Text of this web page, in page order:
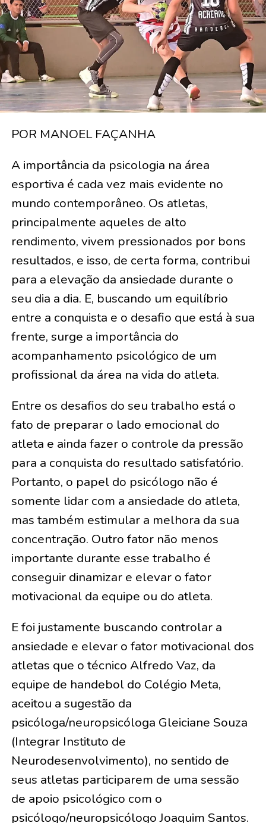
POR MANOEL FAÇANHA
A importância da psicologia na área
esportiva é cada vez mais evidente no
mundo contemporâneo. Os atletas,
principalmente aqueles de alto
rendimento, vivem pressionados por bons
resultados, e isso, de certa forma, contribui
para a elevação da ansiedade durante o
seu dia a dia. E, buscando um equilíbrio
entre a conquista e o desafio que está à sua
frente, surge a importância do
acompanhamento psicológico de um
profissional da área na vida do atleta.
Entre os desafios do seu trabalho está o
fato de preparar o lado emocional do
atleta e ainda fazer o controle da pressão
para a conquista do resultado satisfatório.
Portanto, o papel do psicólogo não é
somente lidar com a ansiedade do atleta,
mas também estimular a melhora da sua
concentração. Outro fator não menos
importante durante esse trabalho é
conseguir dinamizar e elevar o fator
motivacional da equipe ou do atleta.
E foi justamente buscando controlar a
ansiedade e elevar o fator motivacional dos
atletas que o técnico Alfredo Vaz, da
equipe de handebol do Colégio Meta,
aceitou a sugestão da
psicóloga/neuropsicóloga Gleiciane Souza
(Integrar Instituto de
Neurodesenvolvimento), no sentido de
seus atletas participarem de uma sessão
de apoio psicológico com o
psicólogo/neuropsicólogo Joaquim Santos.